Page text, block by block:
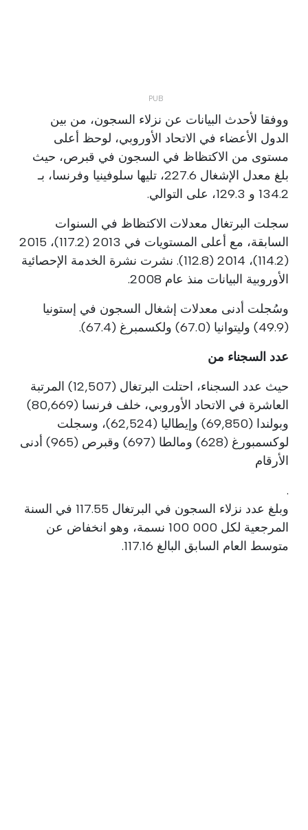
ووفقا لأحدث البيانات عن نزلاء السجون، من بين
الدول الأعضاء في الاتحاد الأوروبي، لوحظ أعلى
مستوى من الاكتظاظ في السجون في قبرص، حيث
بلغ معدل الإشغال 227.6، تليها سلوفينيا وفرنسا، بـ
134.2 و 129.3، على التوالي.
سجلت البرتغال معدلات الاكتظاظ في السنوات
السابقة، مع أعلى المستويات في 2013 (117.2)، 2015
(114.2)، 2014 (112.8). نشرت نشرة الخدمة الإحصائية
الأوروبية البيانات منذ عام 2008.
وسُجلت أدنى معدلات إشغال السجون في إستونيا
(49.9) وليتوانيا (67.0) ولكسمبرغ (67.4).
عدد السجناء من
حيث عدد السجناء، احتلت البرتغال (12,507) المرتبة
العاشرة في الاتحاد الأوروبي، خلف فرنسا (80,669)
وبولندا (69,850) وإيطاليا (62,524)، وسجلت
لوكسمبورغ (628) ومالطا (697) وقبرص (965) أدنى
الأرقام
.
وبلغ عدد نزلاء السجون في البرتغال 117.55 في السنة
المرجعية لكل 000 100 نسمة، وهو انخفاض عن
متوسط العام السابق البالغ 117.16.